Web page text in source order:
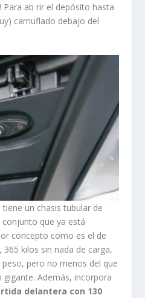
Para ab rir el depósito hasta
camuflado debajo del
un chasis tubular de
conjunto que ya está
concepto como es el de
365 kilos sin nada de carga,
pero no menos del que
Además, incorpora
delantera con 130